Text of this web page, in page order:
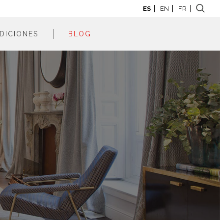
ES EN FR
2025
2024
2023
2022
2021
2020
2019
2018
2017
BLOG